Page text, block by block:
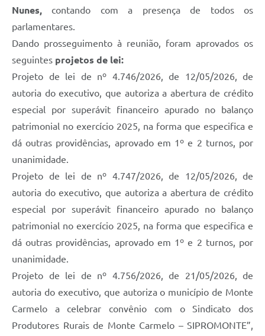
Nunes, contando com a presença de todos os
parlamentares.
Dando prosseguimento à reunião, foram aprovados os
seguintes projetos de lei:
Projeto de lei de nº 4.746/2026, de 12/05/2026, de
autoria do executivo, que autoriza a abertura de crédito
especial por superávit financeiro apurado no balanço
patrimonial no exercício 2025, na forma que especifica e
dá outras providências, aprovado em 1º e 2 turnos, por
unanimidade.
Projeto de lei de nº 4.747/2026, de 12/05/2026, de
autoria do executivo, que autoriza a abertura de crédito
especial por superávit financeiro apurado no balanço
patrimonial no exercício 2025, na forma que especifica e
dá outras providências, aprovado em 1º e 2 turnos, por
unanimidade.
Projeto de lei de nº 4.756/2026, de 21/05/2026, de
autoria do executivo, que autoriza o município de Monte
Carmelo a celebrar convênio com o Sindicato dos
Produtores Rurais de Monte Carmelo – SIPROMONTE”,